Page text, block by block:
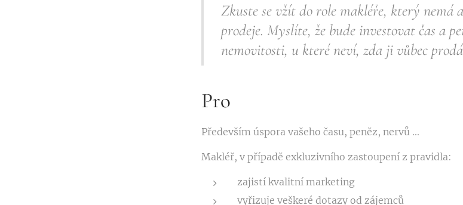
Zkuste se vžít do role makléře, který nemá
prodeje. Myslíte, že bude investovat čas a
nemovitosti, u které neví, zda ji vůbec
Pro
Především úspora vašeho času, peněz, nervů ...
Makléř, v případě exkluzivního zastoupení z pravidla:
zajistí kvalitní marketing
vyřizuje veškeré dotazy od zájemců